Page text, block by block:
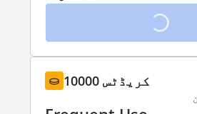
10000 کریڈٹس